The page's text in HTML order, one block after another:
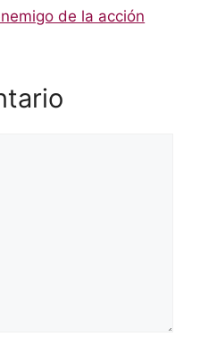
de la acción